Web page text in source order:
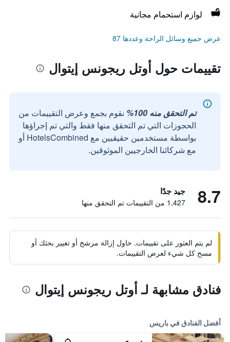
لوازم استحمام مجانية
عرض جميع وسائل الراحة وعددها 87
تقييمات حول أوتل ريجونس إيتوال
تم التحقق منه 100%
نقوم بجمع وعرض التقييمات من
الحجوزات التي تم التحقق منها فقط والتي تم إجراؤها
بواسطة مستخدمين حقيقيين مع HotelsCombined أو
مع شركائنا الخارجيين الموثوقين.
8.7 جيد جدًا
1,427 من التقييمات تم التحقق منها
لم يتم العثور على تقييمات. حاول إزالة مرشح أو تغيير بحثك أو
مسح كل شيء لعرض التقييمات.
فنادق مشابهة لـ أوتل ريجونس إيتوال
أفضل الفنادق في باريس